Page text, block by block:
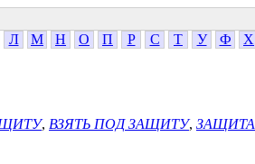
Л М Н О П Р С Т У Ф Х
, ВЗЯТЬ ПОД ЗАЩИТУ, ЗАЩИТА